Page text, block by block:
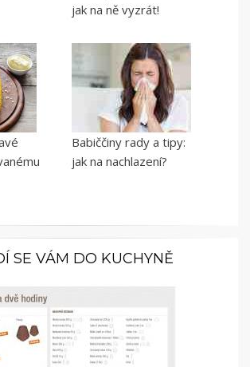
jak na ně vyzrát!
Babiččiny rady a tipy:
jak na nachlazení?
SE VÁM DO KUCHYNĚ